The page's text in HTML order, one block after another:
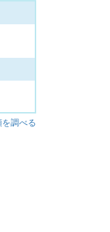
調べる